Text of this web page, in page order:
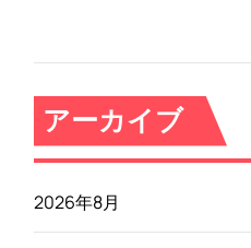
アーカイブ
2026年8月